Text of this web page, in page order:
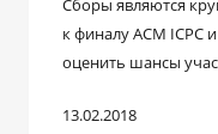
Сборы являются
к финалу ACM ICPC
оценить шансы
13.02.2018